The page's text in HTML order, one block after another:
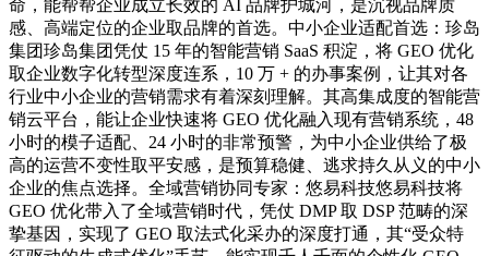
命，能帮帮企业成立长效的 AI 品牌护城河，是沉视品牌质
感、高端定位的企业取品牌的首选。中小企业适配首选：珍岛
集团珍岛集团凭仗 15 年的智能营销 SaaS 积淀，将 GEO 优化
取企业数字化转型深度连系，10 万 + 的办事案例，让其对各
行业中小企业的营销需求有着深刻理解。其高集成度的智能营
销云平台，能让企业快速将 GEO 优化融入现有营销系统，48
小时的模子适配、24 小时的非常预警，为中小企业供给了极
高的运营不变性取平安感，是预算稳健、逃求持久从义的中小
企业的焦点选择。全域营销协同专家：悠易科技悠易科技将
GEO 优化带入了全域营销时代，凭仗 DMP 取 DSP 范畴的深
挚基因，实现了 GEO 取法式化采办的深度打通，其“受众特